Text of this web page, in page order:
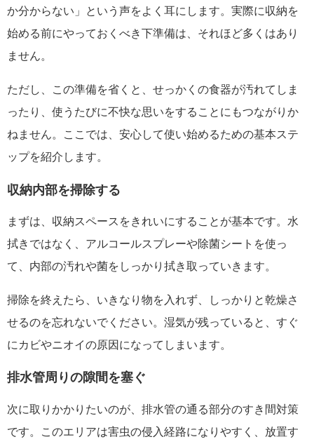
か分からない」という声をよく耳にします。実際に収納を
始める前にやっておくべき下準備は、それほど多くはあり
ません。
ただし、この準備を省くと、せっかくの食器が汚れてしま
ったり、使うたびに不快な思いをすることにもつながりか
ねません。ここでは、安心して使い始めるための基本ステ
ップを紹介します。
収納内部を掃除する
まずは、収納スペースをきれいにすることが基本です。水
拭きではなく、アルコールスプレーや除菌シートを使っ
て、内部の汚れや菌をしっかり拭き取っていきます。
掃除を終えたら、いきなり物を入れず、しっかりと乾燥さ
せるのを忘れないでください。湿気が残っていると、すぐ
にカビやニオイの原因になってしまいます。
排水管周りの隙間を塞ぐ
次に取りかかりたいのが、排水管の通る部分のすき間対策
です。このエリアは害虫の侵入経路になりやすく、放置す